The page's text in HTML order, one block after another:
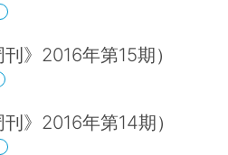
》2016年第15期）
》2016年第14期）